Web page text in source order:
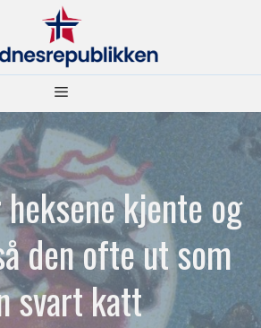
Meny
kjente og
den ofte ut som
svart katt